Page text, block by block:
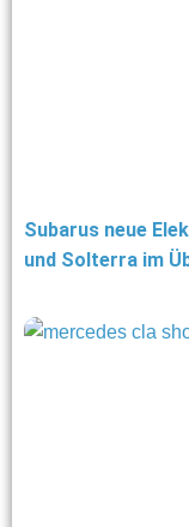
Subarus neue
und Solterra im